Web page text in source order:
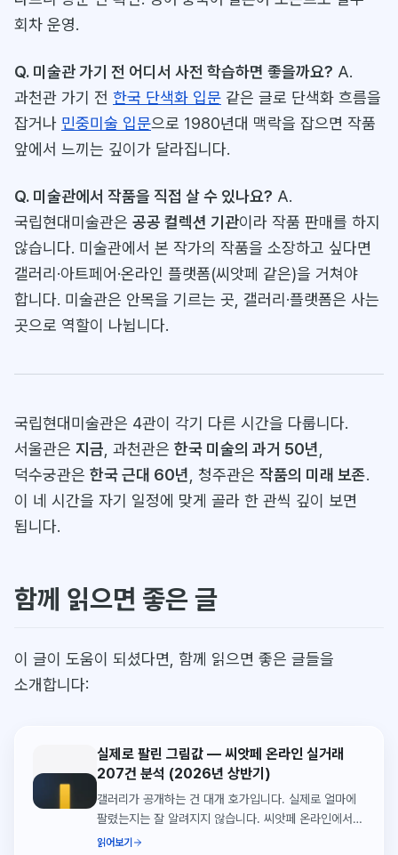
회차 운영.
Q. 미술관 가기 전 어디서 사전 학습하면 좋을까요? A.
과천관 가기 전 한국 단색화 입문 같은 글로 단색화 흐름을
잡거나 민중미술 입문으로 1980년대 맥락을 잡으면 작품
앞에서 느끼는 깊이가 달라집니다.
Q. 미술관에서 작품을 직접 살 수 있나요? A.
국립현대미술관은 공공 컬렉션 기관이라 작품 판매를 하지
않습니다. 미술관에서 본 작가의 작품을 소장하고 싶다면
갤러리·아트페어·온라인 플랫폼(씨앗페 같은)을 거쳐야
합니다. 미술관은 안목을 기르는 곳, 갤러리·플랫폼은 사는
곳으로 역할이 나뉩니다.
국립현대미술관은 4관이 각기 다른 시간을 다룹니다.
서울관은 지금, 과천관은 한국 미술의 과거 50년,
덕수궁관은 한국 근대 60년, 청주관은 작품의 미래 보존.
이 네 시간을 자기 일정에 맞게 골라 한 관씩 깊이 보면
됩니다.
함께 읽으면 좋은 글
이 글이 도움이 되셨다면, 함께 읽으면 좋은 글들을
소개합니다:
실제로 팔린 그림값 — 씨앗페 온라인 실거래
207건 분석 (2026년 상반기)
갤러리가 공개하는 건 대개 호가입니다. 실제로 얼마에
팔렸는지는 잘 알려지지 않습니다. 씨앗페 온라인에서
2026년 상반기에 성사된 실거래 207건을 열어
읽어보기